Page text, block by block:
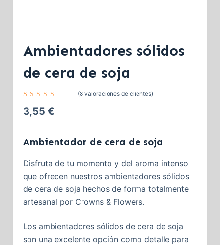
Ambientadores sólidos
de cera de soja
con
5.00
de 5 en
clientes
(8valoraciones de clientes)
3,55 €
Ambientador de cera de soja
Disfruta de tu momento y del aroma intenso
que ofrecen nuestros ambientadores sólidos
de cera de soja hechos de forma totalmente
artesanal por Crowns & Flowers.
Los ambientadores sólidos de cera de soja
son una excelente opción como detalle para